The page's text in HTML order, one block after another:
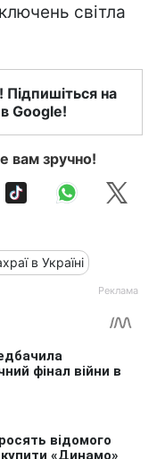
світла
Підпишіться на
Google!
вам зручно!
в Україні